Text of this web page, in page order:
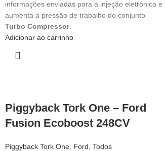
informações enviadas para a injeção eletrônica e
aumenta a pressão de trabalho do conjunto
Turbo Compressor.
Adicionar ao carrinho
Piggyback Tork One – Ford
Fusion Ecoboost 248CV
Piggyback Tork One, Ford Todos